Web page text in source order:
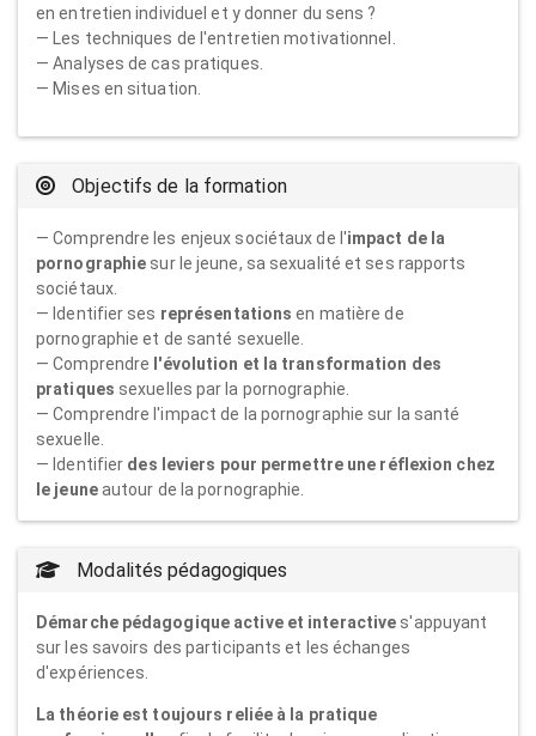
en entretien individuel et y donner du sens ?
— Les techniques de l'entretien motivationnel.
— Analyses de cas pratiques.
— Mises en situation.
Objectifs de la formation
— Comprendre les enjeux sociétaux de l'impact de la
pornographie sur le jeune, sa sexualité et ses rapports
sociétaux.
— Identifier ses représentationsen matière de
pornographie et de santé sexuelle.
— Comprendre l'évolution et la transformation des
pratiques sexuelles par la pornographie.
— Comprendre l'impact de la pornographie sur la santé
sexuelle.
— Identifier des leviers pour permettre une réflexion chez
le jeuneautour de la pornographie.
Modalités pédagogiques
Démarche pédagogique active et interactive s'appuyant
sur les savoirs des participants et les échanges
d'expériences.
La théorie est toujours reliée à la pratique